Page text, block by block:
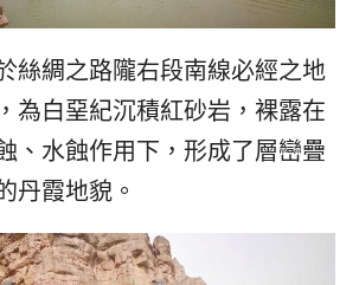
絲綢之路隴右段南線必經之地
為白堊紀沉積紅砂岩，裸露在
、水蝕作用下，形成了層巒疊
丹霞地貌。